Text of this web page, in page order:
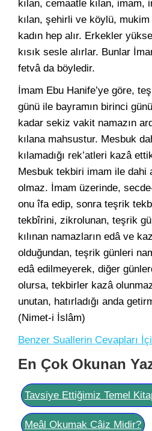
kılan, cemaatle kılan, imam,
kılan, şehirli ve köylü,
kadın hep alır. Erkekler
kısık sesle alırlar. Bunlar
fetvâ da böyledir.
İmam Ebu Hanife’ye göre,
günü ile bayramın birinci
kadar sekiz vakit namazın
kılana mahsustur. Mesbuk
kılamadığı rek’atleri kazâ
Mesbuk tekbiri imam ile dahi
olmaz. İmam üzerinde,
onu îfa edip, sonra teşrik
tekbîrini, zikrolunan, teşrik
kılınan namazların edâ ve
olduğundan, teşrik günleri
edâ edilmeyerek, diğer
olursa, tekbirler kazâ
unutan, hatırladığı anda
(Nimet-i İslâm)
Benzer Suallerin Cevapları
En Çok Okunan
Tavsiye Ettiğimiz Temel
Meâl Okumak Câiz Midir?